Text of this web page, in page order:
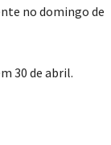
no domingo de
30 de abril.